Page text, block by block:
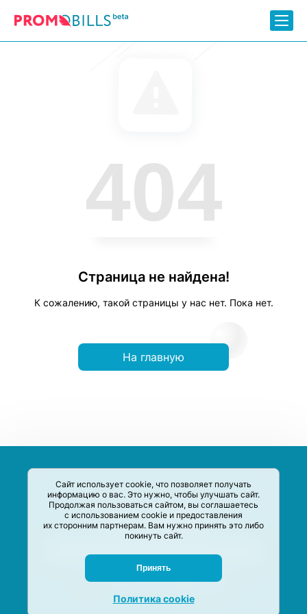
Сайт использует cookie, что позволяет получать
информацию о вас. Это нужно, чтобы улучшать сайт.
Продолжая пользоваться сайтом, вы соглашаетесь
с использованием cookie и предоставления
их сторонним партнерам. Вам нужно принять это либо
покинуть сайт.
Принять
Политика cookie
404
Страница не найдена!
К сожалению, такой страницы у нас нет. Пока нет.
На главную
систематизации акций и скидок на товары и услуги в РФ
Задать вопрос
© M-Social production 2020 –2026